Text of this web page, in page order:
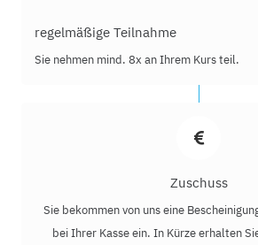
regelmäßige Teilnahme
Sie nehmen mind. 8x an Ihrem Kurs teil.
Zuschuss
Sie bekommen von uns eine
bei Ihrer Kasse ein. In Kürze erhalten